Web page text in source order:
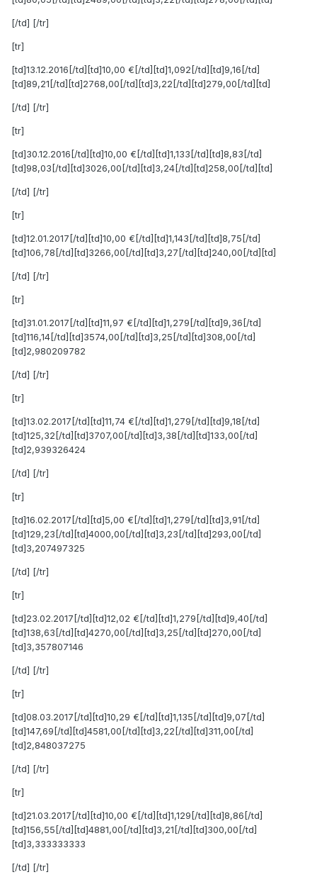
[/td] [/tr]
[tr]
[td]13.12.2016[/td][td]10,00 €[/td][td]1,092[/td][td]9,16[/td]
[td]89,21[/td][td]2768,00[/td][td]3,22[/td][td]279,00[/td][td]
[/td] [/tr]
[tr]
[td]30.12.2016[/td][td]10,00 €[/td][td]1,133[/td][td]8,83[/td]
[td]98,03[/td][td]3026,00[/td][td]3,24[/td][td]258,00[/td][td]
[/td] [/tr]
[tr]
[td]12.01.2017[/td][td]10,00 €[/td][td]1,143[/td][td]8,75[/td]
[td]106,78[/td][td]3266,00[/td][td]3,27[/td][td]240,00[/td][td]
[/td] [/tr]
[tr]
[td]31.01.2017[/td][td]11,97 €[/td][td]1,279[/td][td]9,36[/td]
[td]116,14[/td][td]3574,00[/td][td]3,25[/td][td]308,00[/td]
[td]2,980209782
[/td] [/tr]
[tr]
[td]13.02.2017[/td][td]11,74 €[/td][td]1,279[/td][td]9,18[/td]
[td]125,32[/td][td]3707,00[/td][td]3,38[/td][td]133,00[/td]
[td]2,939326424
[/td] [/tr]
[tr]
[td]16.02.2017[/td][td]5,00 €[/td][td]1,279[/td][td]3,91[/td]
[td]129,23[/td][td]4000,00[/td][td]3,23[/td][td]293,00[/td]
[td]3,207497325
[/td] [/tr]
[tr]
[td]23.02.2017[/td][td]12,02 €[/td][td]1,279[/td][td]9,40[/td]
[td]138,63[/td][td]4270,00[/td][td]3,25[/td][td]270,00[/td]
[td]3,357807146
[/td] [/tr]
[tr]
[td]08.03.2017[/td][td]10,29 €[/td][td]1,135[/td][td]9,07[/td]
[td]147,69[/td][td]4581,00[/td][td]3,22[/td][td]311,00[/td]
[td]2,848037275
[/td] [/tr]
[tr]
[td]21.03.2017[/td][td]10,00 €[/td][td]1,129[/td][td]8,86[/td]
[td]156,55[/td][td]4881,00[/td][td]3,21[/td][td]300,00[/td]
[td]3,333333333
[/td] [/tr]